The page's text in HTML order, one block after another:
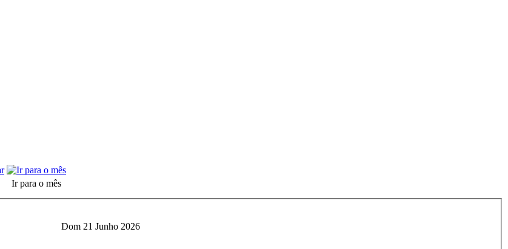
Ir para o mês
Dom 21 Junho 2026